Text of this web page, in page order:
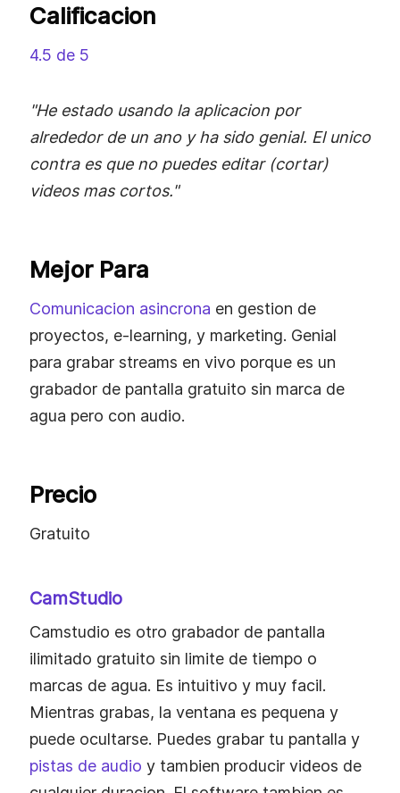
Calificacion
4.5 de 5
"He estado usando la aplicacion por
alrededor de un ano y ha sido genial. El unico
contra es que no puedes editar (cortar)
videos mas cortos."
Mejor Para
Comunicacion asincrona en gestion de
proyectos, e-learning, y marketing. Genial
para grabar streams en vivo porque es un
grabador de pantalla gratuito sin marca de
agua pero con audio.
Precio
Gratuito
CamStudio
Camstudio es otro grabador de pantalla
ilimitado gratuito sin limite de tiempo o
marcas de agua. Es intuitivo y muy facil.
Mientras grabas, la ventana es pequena y
puede ocultarse. Puedes grabar tu pantalla y
pistas de audio y tambien producir videos de